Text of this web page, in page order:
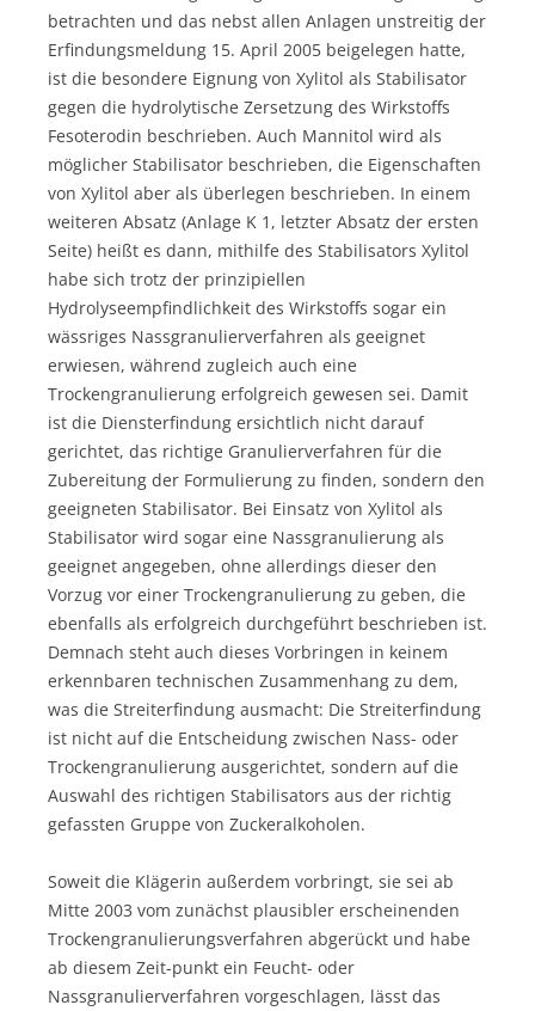
betrachten und das nebst allen Anlagen unstreitig der
Erfindungsmeldung 15. April 2005 beigelegen hatte,
ist die besondere Eignung von Xylitol als Stabilisator
gegen die hydrolytische Zersetzung des Wirkstoffs
Fesoterodin beschrieben. Auch Mannitol wird als
möglicher Stabilisator beschrieben, die Eigenschaften
von Xylitol aber als überlegen beschrieben. In einem
weiteren Absatz (Anlage K 1, letzter Absatz der ersten
Seite) heißt es dann, mithilfe des Stabilisators Xylitol
habe sich trotz der prinzipiellen
Hydrolyseempfindlichkeit des Wirkstoffs sogar ein
wässriges Nassgranulierverfahren als geeignet
erwiesen, während zugleich auch eine
Trockengranulierung erfolgreich gewesen sei. Damit
ist die Diensterfindung ersichtlich nicht darauf
gerichtet, das richtige Granulierverfahren für die
Zubereitung der Formulierung zu finden, sondern den
geeigneten Stabilisator. Bei Einsatz von Xylitol als
Stabilisator wird sogar eine Nassgranulierung als
geeignet angegeben, ohne allerdings dieser den
Vorzug vor einer Trockengranulierung zu geben, die
ebenfalls als erfolgreich durchgeführt beschrieben ist.
Demnach steht auch dieses Vorbringen in keinem
erkennbaren technischen Zusammenhang zu dem,
was die Streiterfindung ausmacht: Die Streiterfindung
ist nicht auf die Entscheidung zwischen Nass- oder
Trockengranulierung ausgerichtet, sondern auf die
Auswahl des richtigen Stabilisators aus der richtig
gefassten Gruppe von Zuckeralkoholen.
Soweit die Klägerin außerdem vorbringt, sie sei ab
Mitte 2003 vom zunächst plausibler erscheinenden
Trockengranulierungsverfahren abgerückt und habe
ab diesem Zeit-punkt ein Feucht- oder
Nassgranulierverfahren vorgeschlagen, lässt das